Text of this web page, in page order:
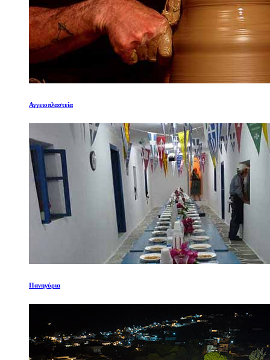
Αγγειοπλαστεία
Πανηγύρια